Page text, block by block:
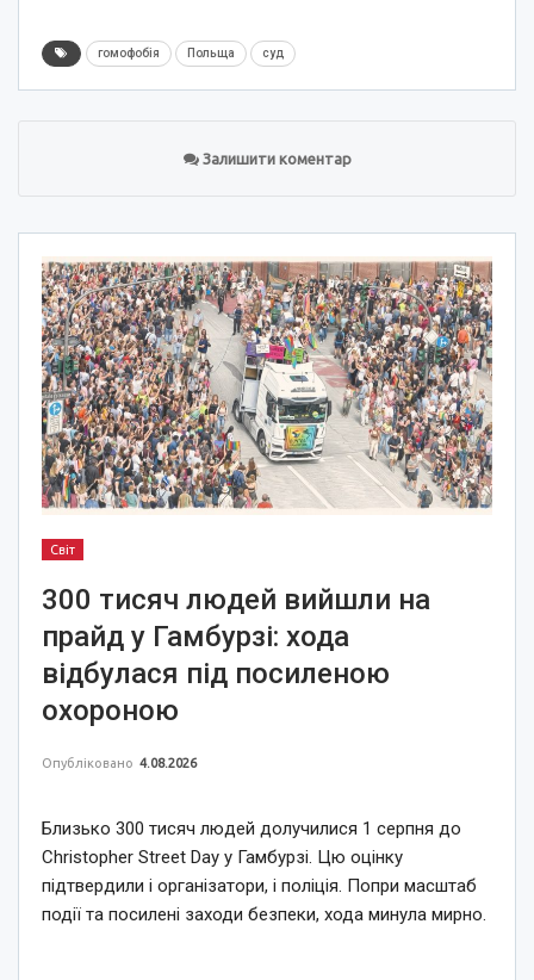
гомофобія Польща суд
Залишити коментар
Світ
300 тисяч людей вийшли на
прайд у Гамбурзі: хода
відбулася під посиленою
охороною
Опубліковано 4.08.2026
Близько 300 тисяч людей долучилися 1 серпня до
Christopher Street Day у Гамбурзі. Цю оцінку
підтвердили і організатори, і поліція. Попри масштаб
події та посилені заходи безпеки, хода минула мирно.